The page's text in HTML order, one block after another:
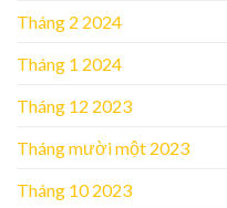
Tháng 2 2024
Tháng 1 2024
Tháng 12 2023
Tháng mười một 2023
Tháng 10 2023